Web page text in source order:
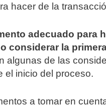
hacer de la
adecuado para
considerar la
algunas de las
el inicio del proceso.
a tomar en